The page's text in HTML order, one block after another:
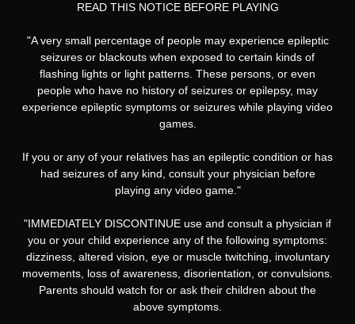
READ THIS NOTICE BEFORE PLAYING
"A very small percentage of people may experience epileptic
seizures or blackouts when exposed to certain kinds of
flashing lights or light patterns. These persons, or even
people who have no history of seizures or epilepsy, may
experience epileptic symptoms or seizures while playing video
games.
If you or any of your relatives has an epileptic condition or has
had seizures of any kind, consult your physician before
playing any video game."
"IMMEDIATELY DISCONTINUE use and consult a physician if
you or your child experience any of the following symptoms:
dizziness, altered vision, eye or muscle twitching, involuntary
movements, loss of awareness, disorientation, or convulsions.
Parents should watch for or ask their children about the
above symptoms.